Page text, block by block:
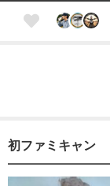
初ファミキャン